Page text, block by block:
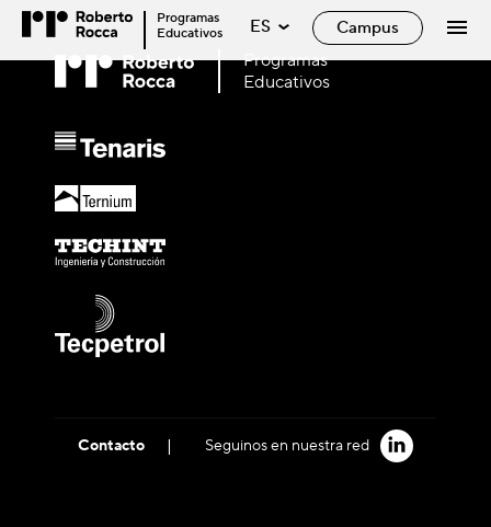
Programas
Educativos
ES Campus
Programas
Educativos
Contacto | Seguinos en nuestra red